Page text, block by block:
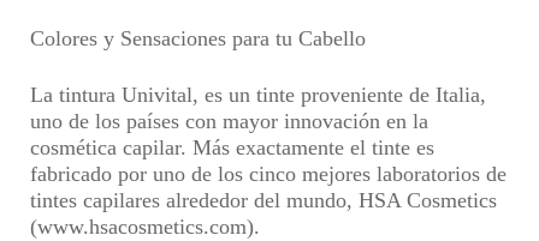
Colores y Sensaciones para tu Cabello
La tintura Univital, es un tinte proveniente de Italia,
uno de los países con mayor innovación en la
cosmética capilar. Más exactamente el tinte es
fabricado por uno de los cinco mejores laboratorios de
tintes capilares alrededor del mundo, HSA Cosmetics
(www.hsacosmetics.com).